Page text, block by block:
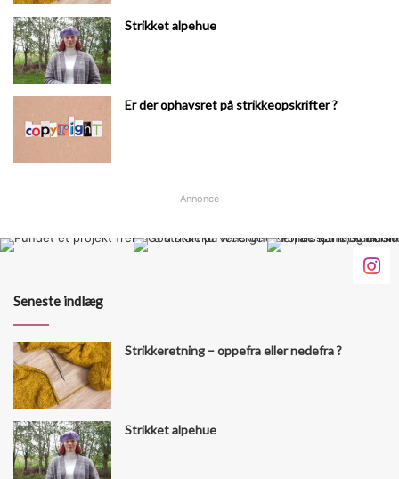
Strikket alpehue
Er der ophavsret på strikkeopskrifter ?
Annonce
Seneste indlæg
Strikkeretning – oppefra eller nedefra ?
Strikket alpehue